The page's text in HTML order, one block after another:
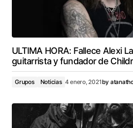
ULTIMA HORA: Fallece Alexi
guitarrista y fundador de
Grupos Noticias 4 enero, 2021by